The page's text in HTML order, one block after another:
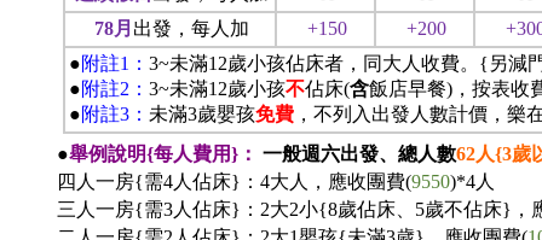
78月 出發，每人加 +150 +200
●附註1： 3~未滿12歲小孩佔床者，同大人收費。{另減
●附註2： 3~未滿12歲小孩不佔床(含飯店早餐)，按表收
●附註3： 未滿3歲嬰孩免費 ，不列入出發人數計價，樂
●舉例說明{每人費用}： 一般週六出發、總人數62人{3歲
四人一房{需4人佔床}：4大人，應收團費(9550)*4人
三人一房{需3人佔床}：2大2小{8歲佔床、5歲不佔床}，